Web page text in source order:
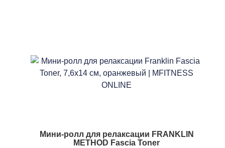
Мини-ролл для релаксации FRANKLIN
METHOD Fascia Toner